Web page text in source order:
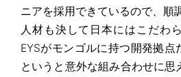
ニアを採用できているので、順
人材も決して日本にはこだわ
EYSがモンゴルに持つ開発拠
というと意外な組み合わせに思